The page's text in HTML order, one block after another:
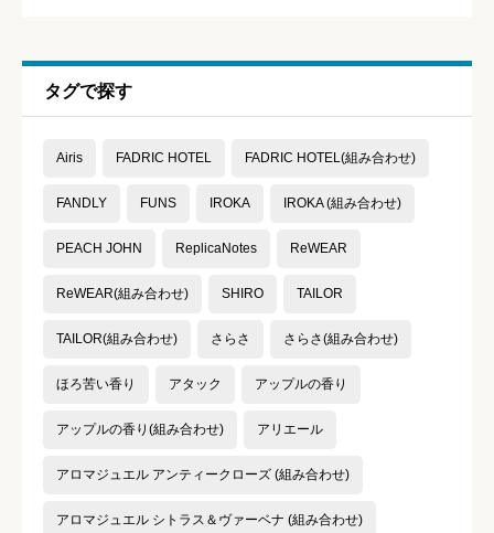
持続力
タグで探す
Airis FADRIC HOTEL FADRIC HOTEL(組み合わせ)
FANDLY FUNS IROKA IROKA (組み合わせ)
PEACH JOHN ReplicaNotes ReWEAR
ReWEAR(組み合わせ) SHIRO TAILOR
TAILOR(組み合わせ) さらさ さらさ(組み合わせ)
ほろ苦い香り アタック アップルの香り
アップルの香り(組み合わせ) アリエール
アロマジュエル アンティークローズ (組み合わせ)
アロマジュエル シトラス＆ヴァーベナ (組み合わせ)